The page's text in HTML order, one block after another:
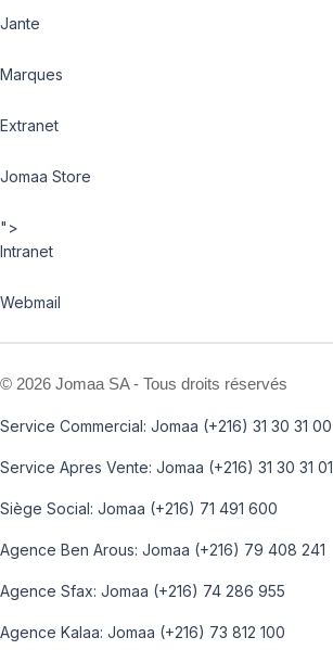
Jante
Marques
Extranet
Jomaa Store
">
Intranet
Webmail
© 2026 Jomaa SA - Tous droits réservés
Service Commercial: Jomaa (+216) 31 30 31 00
Service Apres Vente: Jomaa (+216) 31 30 31 01
Siège Social: Jomaa (+216) 71 491 600
Agence Ben Arous: Jomaa (+216) 79 408 241
Agence Sfax: Jomaa (+216) 74 286 955
Agence Kalaa: Jomaa (+216) 73 812 100